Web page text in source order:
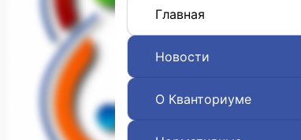
Главная
Новости
О Кванториуме